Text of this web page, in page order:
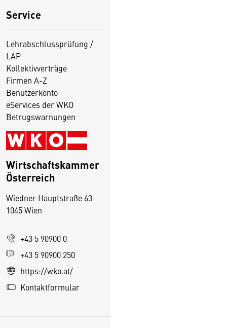
Service
Lehrabschlussprüfung /
LAP
Kollektivverträge
Firmen A-Z
Benutzerkonto
eServices der WKO
Betrugswarnungen
Wirtschaftskammer
Österreich
Wiedner Hauptstraße 63
1045 Wien
+43 5 90900 0
+43 5 90900 250
https://wko.at/
Kontaktformular
D
e
s
S